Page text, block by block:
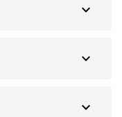
expand_more
expand_more
expand_more